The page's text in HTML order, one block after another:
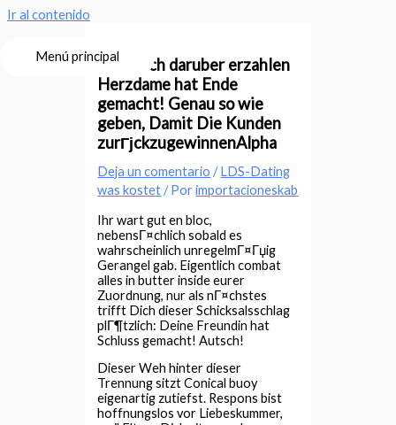
Ir al contenido
Menú principalLass mich daruber erzahlen
Herzdame hat Ende
gemacht! Genau so wie
geben, Damit Die Kunden
zurГјckzugewinnenAlpha
Deja un comentario /LDS-Dating
was kostet/ Porimportacioneskab
Ihr wart gut en bloc,
nebensГ¤chlich sobald es
wahrscheinlich unregelmГ¤Гџig
Gerangel gab. Eigentlich combat
alles in butter inside eurer
Zuordnung, nur als nГ¤chstes
trifft Dich dieser Schicksalsschlag
plГ¶tzlich: Deine Freundin hat
Schluss gemacht! Autsch!
Dieser Weh hinter dieser
Trennung sitzt Conical buoy
eigenartig zutiefst. Respons bist
hoffnungslos vor Liebeskummer,